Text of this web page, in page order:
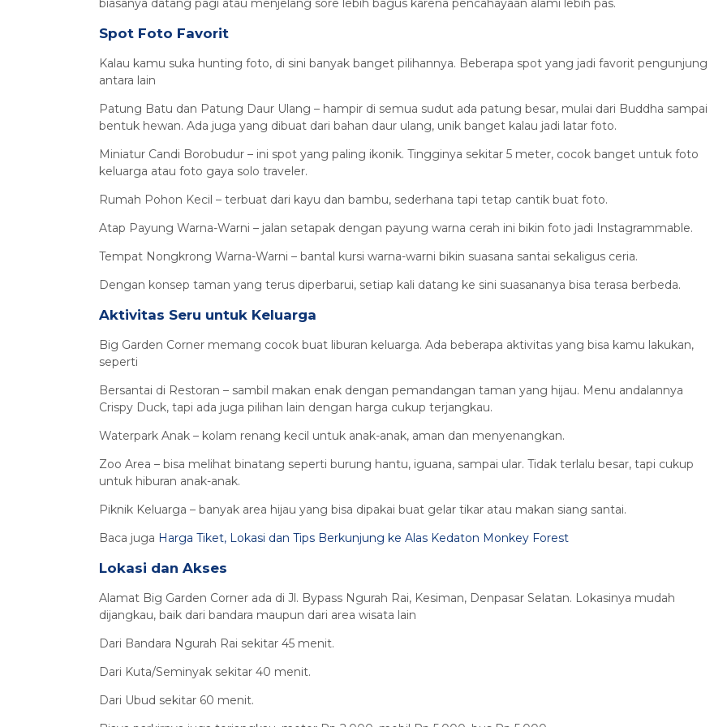
biasanya datang pagi atau menjelang sore lebih bagus karena pencahayaan alami lebih pas.
Spot Foto Favorit
Kalau kamu suka hunting foto, di sini banyak banget pilihannya. Beberapa spot yang jadi favorit pengunjung
antara lain
Patung Batu dan Patung Daur Ulang – hampir di semua sudut ada patung besar, mulai dari Buddha sampai
bentuk hewan. Ada juga yang dibuat dari bahan daur ulang, unik banget kalau jadi latar foto.
Miniatur Candi Borobudur – ini spot yang paling ikonik. Tingginya sekitar 5 meter, cocok banget untuk foto
keluarga atau foto gaya solo traveler.
Rumah Pohon Kecil – terbuat dari kayu dan bambu, sederhana tapi tetap cantik buat foto.
Atap Payung Warna-Warni – jalan setapak dengan payung warna cerah ini bikin foto jadi Instagrammable.
Tempat Nongkrong Warna-Warni – bantal kursi warna-warni bikin suasana santai sekaligus ceria.
Dengan konsep taman yang terus diperbarui, setiap kali datang ke sini suasananya bisa terasa berbeda.
Aktivitas Seru untuk Keluarga
Big Garden Corner memang cocok buat liburan keluarga. Ada beberapa aktivitas yang bisa kamu lakukan,
seperti
Bersantai di Restoran – sambil makan enak dengan pemandangan taman yang hijau. Menu andalannya
Crispy Duck, tapi ada juga pilihan lain dengan harga cukup terjangkau.
Waterpark Anak – kolam renang kecil untuk anak-anak, aman dan menyenangkan.
Zoo Area – bisa melihat binatang seperti burung hantu, iguana, sampai ular. Tidak terlalu besar, tapi cukup
untuk hiburan anak-anak.
Piknik Keluarga – banyak area hijau yang bisa dipakai buat gelar tikar atau makan siang santai.
Baca juga Harga Tiket, Lokasi dan Tips Berkunjung ke Alas Kedaton Monkey Forest
Lokasi dan Akses
Alamat Big Garden Corner ada di Jl. Bypass Ngurah Rai, Kesiman, Denpasar Selatan. Lokasinya mudah
dijangkau, baik dari bandara maupun dari area wisata lain
Dari Bandara Ngurah Rai sekitar 45 menit.
Dari Kuta/Seminyak sekitar 40 menit.
Dari Ubud sekitar 60 menit.